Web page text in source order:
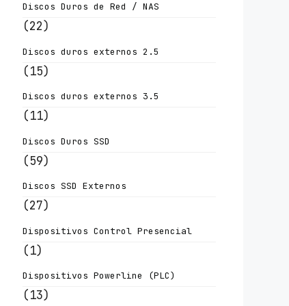
Discos Duros de Red / NAS
(22)
Discos duros externos 2.5
(15)
Discos duros externos 3.5
(11)
Discos Duros SSD
(59)
Discos SSD Externos
(27)
Dispositivos Control Presencial
(1)
Dispositivos Powerline (PLC)
(13)